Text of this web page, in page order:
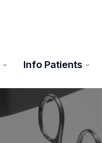
Info Patients